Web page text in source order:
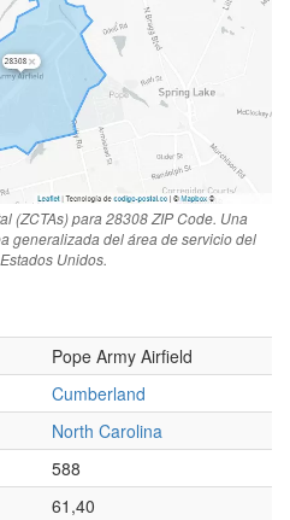
(ZCTAs) para 28308 ZIP Code. Una
generalizada del área de servicio del
Unidos.
Pope Army Airfield
Cumberland
North Carolina
588
61,40